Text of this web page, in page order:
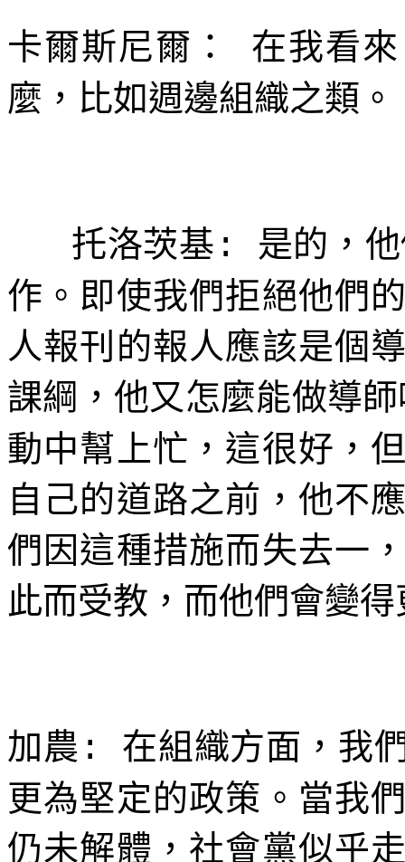
卡爾斯尼爾：
在我看
麼，比如週邊組織之類。
托洛茨基 : 是的，
作。即使我們拒絕他們
人報刊的報人應該是個
課綱，他又怎麼能做導
動中幫上忙，這很好，
自己的道路之前，他不
們因這種措施而失去一
此而受教，而他們會變
加農 : 在組織方面，我
更為堅定的政策。當我
仍未解體，社會黨似乎